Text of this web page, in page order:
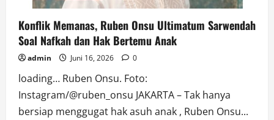
Konflik Memanas, Ruben Onsu Ultimatum Sarwendah
Soal Nafkah dan Hak Bertemu Anak
admin Juni 16, 2026 0
loading… Ruben Onsu. Foto:
Instagram/@ruben_onsu JAKARTA – Tak hanya
bersiap menggugat hak asuh anak , Ruben Onsu...